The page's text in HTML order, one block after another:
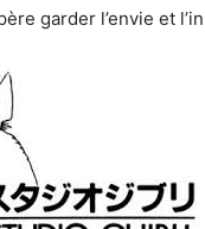
garder l’envie et